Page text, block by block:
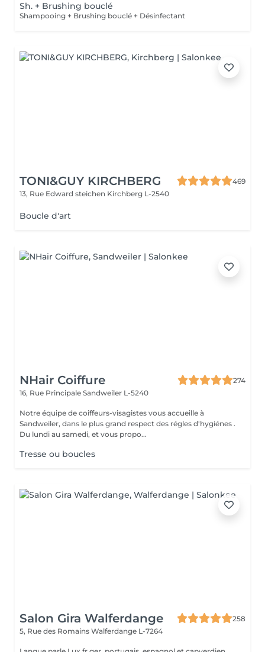
Sh. + Brushing bouclé
Shampooing + Brushing bouclé + Désinfectant
TONI&GUY KIRCHBERG
469
13, Rue Edward steichen Kirchberg L-2540
Boucle d'art
NHair Coiffure
274
16, Rue Principale Sandweiler L-5240
Notre équipe de coiffeurs-visagistes vous accueille à
Sandweiler, dans le plus grand respect des régles d'hygiénes .
Du lundi au samedi, et vous propo...
Tresse ou boucles
Salon Gira Walferdange
258
5, Rue des Romains Walferdange L-7264